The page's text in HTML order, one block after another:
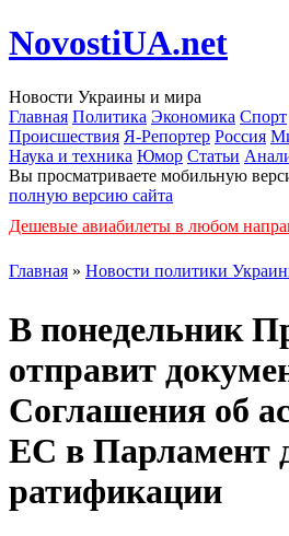
NovostiUA.net
Новости Украины и мира
Главная Политика Экономика Спорт
Происшествия Я-Репортер Россия
Наука и техника Юмор Статьи
Вы просматриваете мобильную
полную версию сайта
Дешевые авиабилеты в любом
Главная » Новости политики
В понедельник
отправит
Соглашения об
ЕС в Парламент
ратификации